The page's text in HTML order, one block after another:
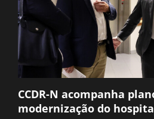
CCDR-N acompanha
modernização do